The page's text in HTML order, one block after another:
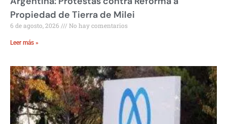
Propiedad de Tierra de Milei
6 de agosto, 2026 No hay comentarios
Leer más »